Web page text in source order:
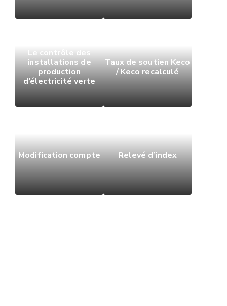
Le contrôle des
installations de
production
d’électricité verte
Taux de soutien Keco
/ Keco recalculé
Modification compte Relevé d’index